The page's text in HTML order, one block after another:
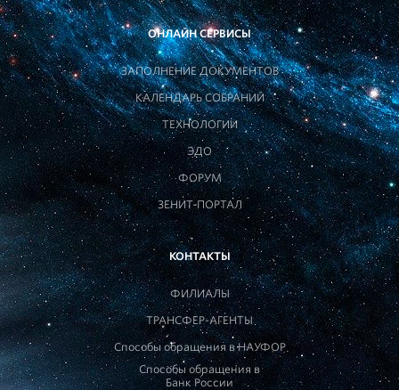
ОНЛАЙН СЕРВИСЫ
ЗАПОЛНЕНИЕ ДОКУМЕНТОВ
КАЛЕНДАРЬ СОБРАНИЙ
ТЕХНОЛОГИИ
ЭДО
ФОРУМ
ЗЕНИТ-ПОРТАЛ
КОНТАКТЫ
ФИЛИАЛЫ
ТРАНСФЕР-АГЕНТЫ
Способы обращения в НАУФОР
Способы обращения в
Банк России